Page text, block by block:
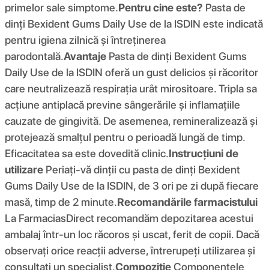
primelor sale simptome.Pentru cine este? Pasta de
dinți Bexident Gums Daily Use de la ISDIN este indicată
pentru igiena zilnică și întreținerea
parodontală.Avantaje Pasta de dinți Bexident Gums
Daily Use de la ISDIN oferă un gust delicios și răcoritor
care neutralizează respirația urât mirositoare. Tripla sa
acțiune antiplacă previne sângerările și inflamațiile
cauzate de gingivită. De asemenea, remineralizează și
protejează smalțul pentru o perioadă lungă de timp.
Eficacitatea sa este dovedită clinic.Instrucțiuni de
utilizare Periați-vă dinții cu pasta de dinți Bexident
Gums Daily Use de la ISDIN, de 3 ori pe zi după fiecare
masă, timp de 2 minute.Recomandările farmacistului
La FarmaciasDirect recomandăm depozitarea acestui
ambalaj într-un loc răcoros și uscat, ferit de copii. Dacă
observați orice reacții adverse, întrerupeți utilizarea și
consultați un specialist.CompoziţieComponentele